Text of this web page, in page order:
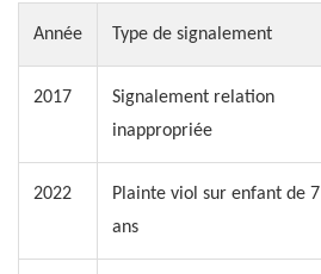
Année Type de signalement
2017
Signalement relation
inappropriée
2022
Plainte viol sur enfant de 7
ans